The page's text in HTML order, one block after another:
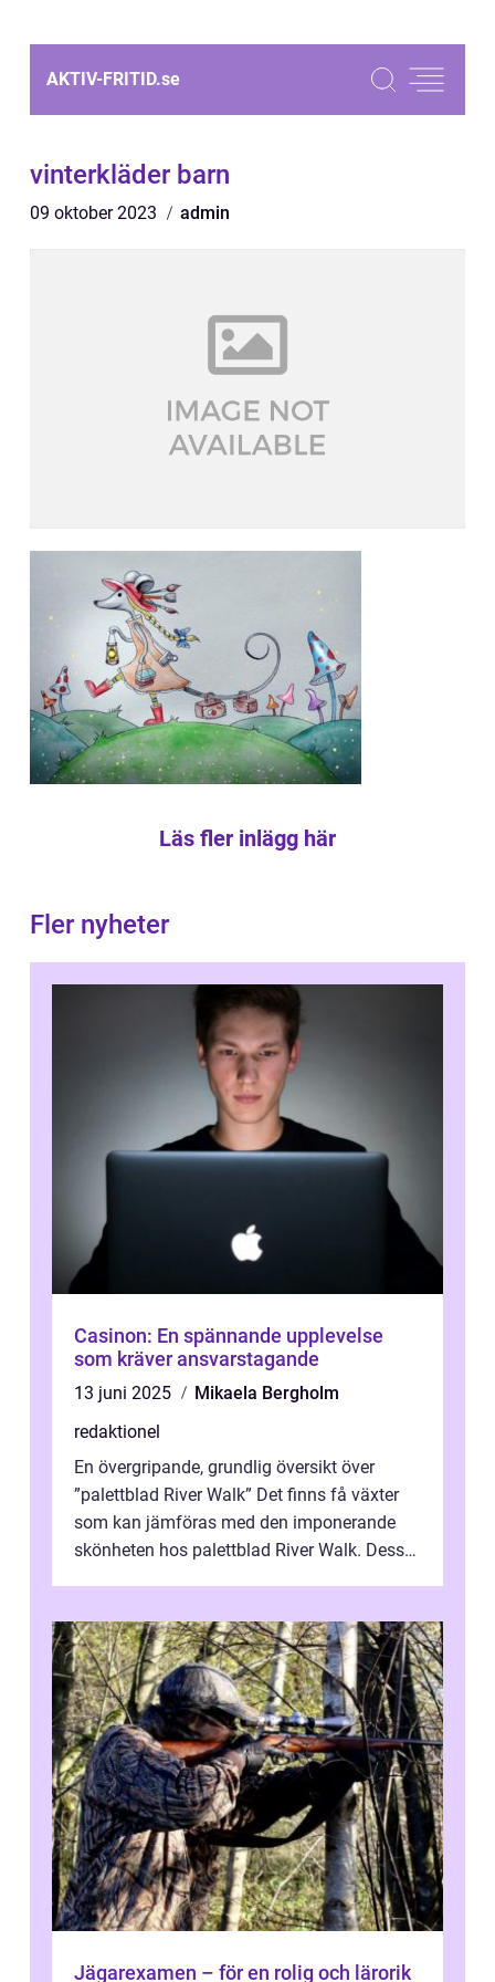
AKTIV-FRITID.se
vinterkläder barn
09 oktober 2023 admin
Läs fler inlägg här
Fler nyheter
Casinon: En spännande upplevelse
som kräver ansvarstagande
13 juni 2025
Mikaela Bergholm
redaktionel
En övergripande, grundlig översikt över
”palettblad River Walk” Det finns få växter
som kan jämföras med den imponerande
skönheten hos palettblad River Walk. Dess
Jägarexamen – för en rolig och lärorik